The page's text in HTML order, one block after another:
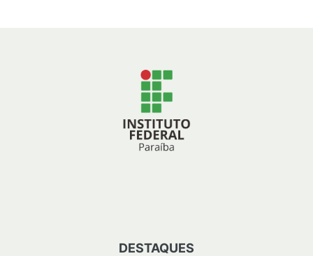
DESTAQUES